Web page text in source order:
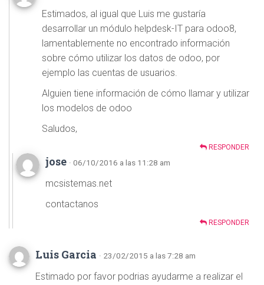
Estimados, al igual que Luis me gustaría
desarrollar un módulo helpdesk-IT para odoo8,
lamentablemente no encontrado información
sobre cómo utilizar los datos de odoo, por
ejemplo las cuentas de usuarios.
Alguien tiene información de cómo llamar y utilizar
los modelos de odoo
Saludos,
RESPONDER
jose · 06/10/2016 a las 11:28 am
mcsistemas.net
contactanos
RESPONDER
Luis Garcia · 23/02/2015 a las 7:28 am
Estimado por favor podrias ayudarme a realizar el